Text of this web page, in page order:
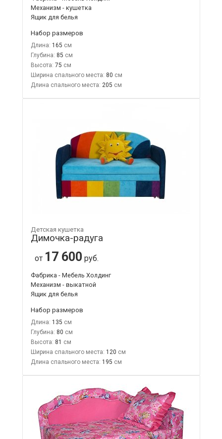
Механизм - кушетка
Ящик для белья
Набор размеров
Длина: 165
Глубина: 85
Высота: 75
Ширина спального места: 80
Длина спального места: 205
Детская кушетка
Димочка-радуга
от 17 600 руб.
Фабрика - Мебель Холдинг
Механизм - выкатной
Ящик для белья
Набор размеров
Длина: 135
Глубина: 80
Высота: 81
Ширина спального места: 120
Длина спального места: 195